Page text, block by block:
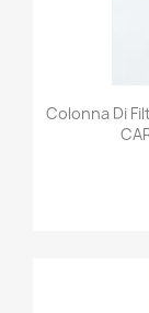
Colonna Di